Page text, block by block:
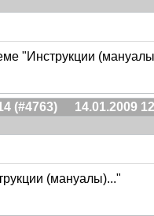
"Инструкции
(#4763)
14.01.2009
(мануалы)..."